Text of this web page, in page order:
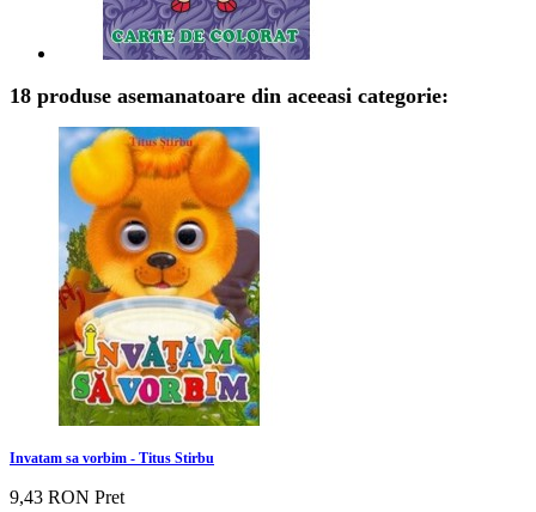
18 produse asemanatoare din aceeasi categorie:
Invatam sa vorbim - Titus Stirbu
9,43 RON Pret